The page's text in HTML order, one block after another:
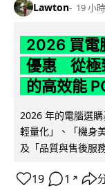
Lawton 19 小時
2026 買電
優惠 從極
的高效能
2026 年的電腦選
輕量化」、「機身
及「品質與售後服
19 1 ↗